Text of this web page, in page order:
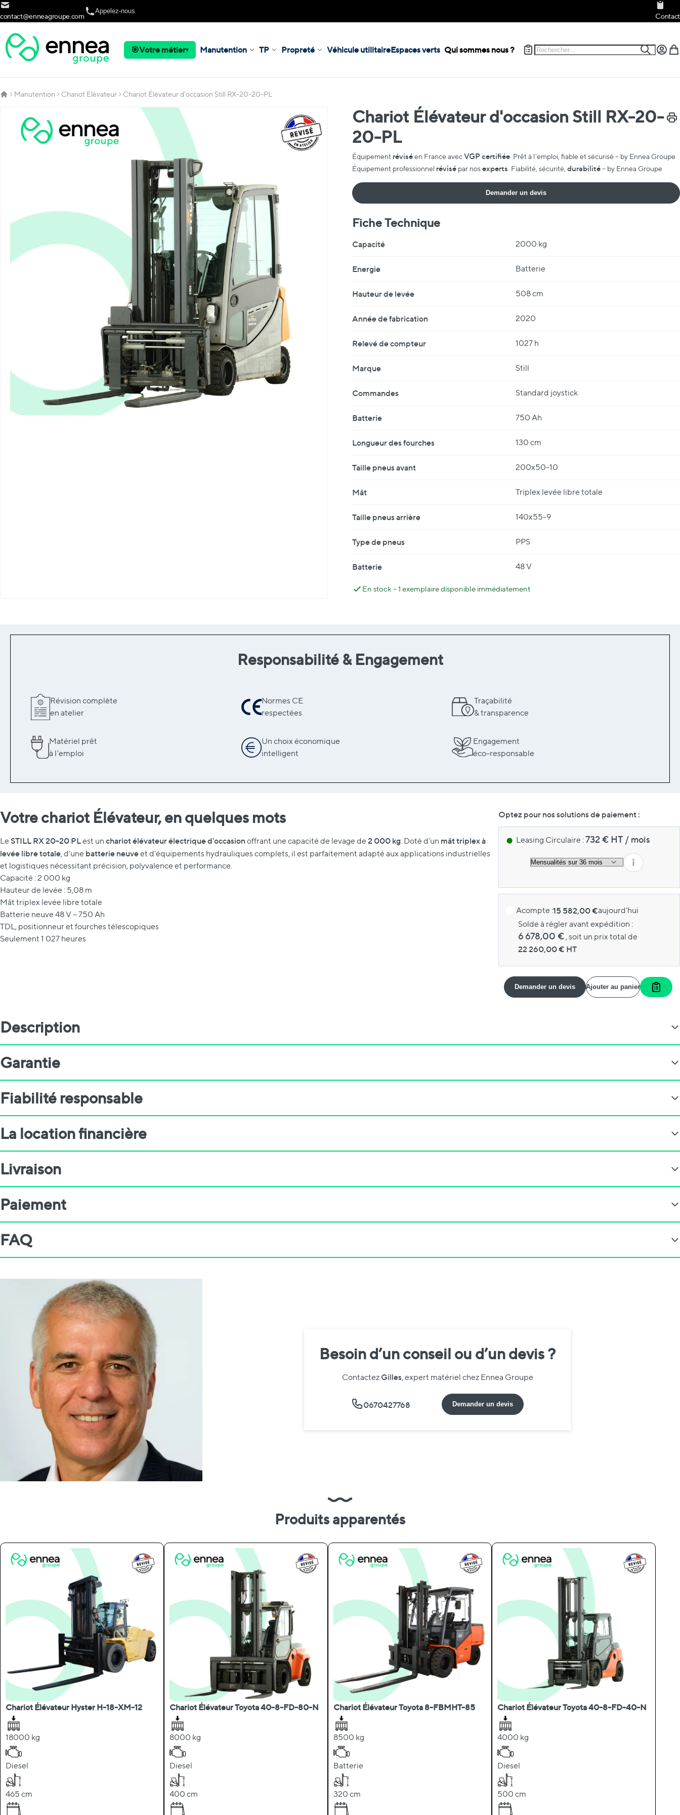
Allez au contenu
contact@enneagroupe.com
Appelez-nous
Contact
Manutention TP Propreté Véhicule utilitaireEspaces verts
🎯Votre métier▾ Qui sommes nous ? Rechercher
Mon
Manutention Chariot Elévateur Chariot Élévateur d'occasion Still RX-20-20-PL
Chariot Élévateur d'occasion Still RX-20-
20-PL
Équipement réviséen France avecVGP certifiée . Prêt à l’emploi, fiable et sécurisé – by Ennea Groupe
Équipement professionnel révisé par nosexperts . Fiabilité, sécurité, durabilité– by Ennea Groupe
Demander un devis
Fiche Technique
Capacité 2000 kg
Energie Batterie
Hauteur de levée 508 cm
Année de fabrication 2020
Relevé de compteur 1027 h
Marque Still
Commandes Standard joystick
Batterie 750 Ah
Longueur des fourches 130 cm
Taille pneus avant 200x50-10
Mât Triplex levée libre totale
Taille pneus arrière 140x55-9
Type de pneus PPS
Batterie 48 V
En stock – 1 exemplaire disponible immédiatement
Responsabilité & Engagement
Révision complète
en atelier
Normes CE
respectées
Traçabilité
& transparence
Matériel prêt
à l’emploi
Un choix économique
intelligent
Engagement
éco-responsable
Votre chariot Élévateur, en quelques mots
Le STILL RX 20-20 PLest un chariot élévateur électrique d'occasion offrant une capacité de levage de 2 000 kg. Doté d'un mât triplex à
levée libre totale, d'une batterie neuveet d'équipements hydrauliques complets, il est parfaitement adapté aux applications industrielles
et logistiques nécessitant précision, polyvalence et performance.
Capacité : 2 000 kg
Hauteur de levée : 5,08 m
Mât triplex levée libre totale
Batterie neuve 48 V – 750 Ah
TDL, positionneur et fourches télescopiques
Seulement 1 027 heures
Optez pour nos solutions de paiement :
Leasing Circulaire :732 € HT / mois
Acompte :15 582,00 €aujourd'hui
Solde à régler avant expédition :
6 678,00 €, soit un prix total de
22 260,00€ HT
Demander un devis Ajouter au panier
Description
Garantie
Fiabilité responsable
La location financière
Livraison
Paiement
FAQ
Besoin d’un conseil ou d’un devis ?
Contactez Gilles, expert matériel chez Ennea Groupe
0670427768 Demander un devis
Produits apparentés
Chariot Élévateur Hyster H-18-XM-12
18000 kg
Diesel
465 cm
Chariot Élévateur Toyota 40-8-FD-80-N
8000 kg
Diesel
400 cm
Chariot Élévateur Toyota 8-FBMHT-85
8500 kg
Batterie
320 cm
Chariot Élévateur Toyota 40-8-FD-40-N
4000 kg
Diesel
500 cm